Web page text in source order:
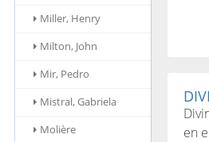
Miller, Henry
Milton, John
Mir, Pedro
Mistral, Gabriela
Molière
en